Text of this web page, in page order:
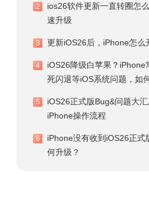
2
ios26软件更新一直转圈怎
速升级
3 更新iOS26后，iPhone怎么
4
iOS26降级白苹果？iPhone
死闪退等iOS系统问题，如
5
iOS26正式版Bug&问题大
iPhone操作流程
6
iPhone没有收到iOS26正式
何升级？